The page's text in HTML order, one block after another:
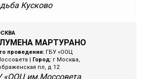
Кусково
МАРТУРАНО
проведения: ГБУ «ООЦ
Город: г Москва,
пл, д 12
«ООЦ им.Моссовета